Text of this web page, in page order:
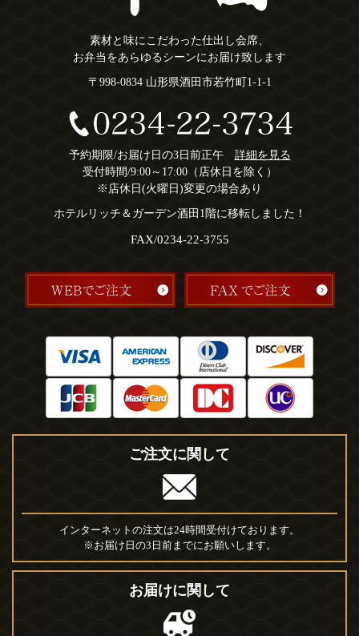
素材と味にこだわった仕出し会席、
お弁当をあらゆるシーンにお届け致します
〒998-0834 山形県酒田市若竹町1-1-1
予約期限/お届け日の3日前正午 詳細を見る
受付時間/9:00～17:00（店休日を除く）
※店休日(火曜日)変更の場合あり
ホテルリッチ＆ガーデン酒田1階に移転しました！
FAX/0234-22-3755
ご注文に関して
インターネットの注文は24時間受付けております。
※お届け日の3日前までにお願いします。
お届けに関して